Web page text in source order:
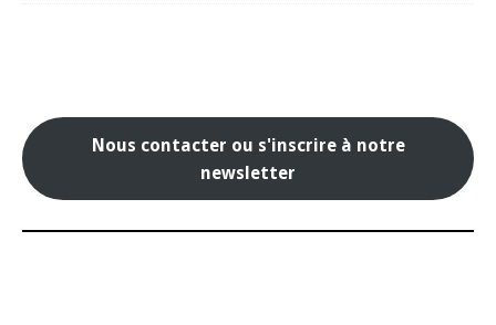
Nous contacter ou s'inscrire à notre
newsletter